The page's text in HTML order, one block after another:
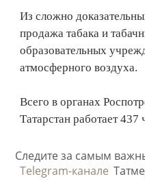
Из сложно
продажа табака и
образовательных
атмосферного воздуха.
Всего в органах
Татарстан работает 437
Следите за самым
Telegram-канале